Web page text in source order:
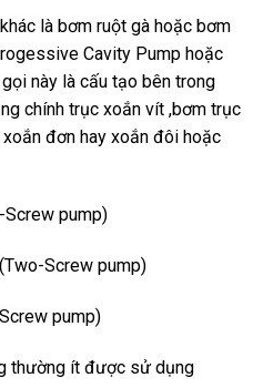
là bơm ruột gà hoặc bơm
Cavity Pump hoặc
này là cấu tạo bên trong
chính trục xoắn vít ,bơm trục
đơn hay xoắn đôi hoặc
Screw pump)
Screw pump)
pump)
thường ít được sử dụng